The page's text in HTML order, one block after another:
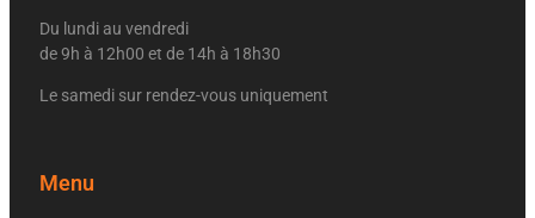
Du lundi au vendredi
de 9h à 12h00 et de 14h à 18h30
Le samedi sur rendez-vous uniquement
Menu